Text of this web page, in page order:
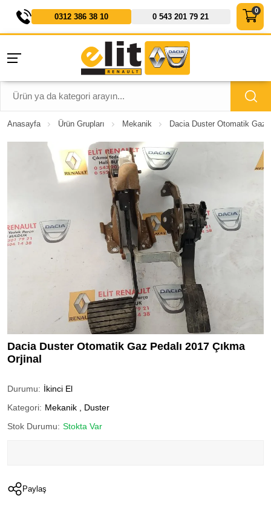
0312 386 38 10 0 543 201 79 21
Anasayfa Ürün Grupları Mekanik Dacia Duster Otomatik Gaz
Dacia Duster Otomatik Gaz Pedalı 2017 Çıkma
Orjinal
Durumu: İkinci El
Kategori: Mekanik
Duster
Stok Durumu: Stokta Var
Paylaş